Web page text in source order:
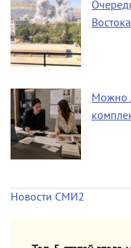
Востока
Можно
Новости СМИ2